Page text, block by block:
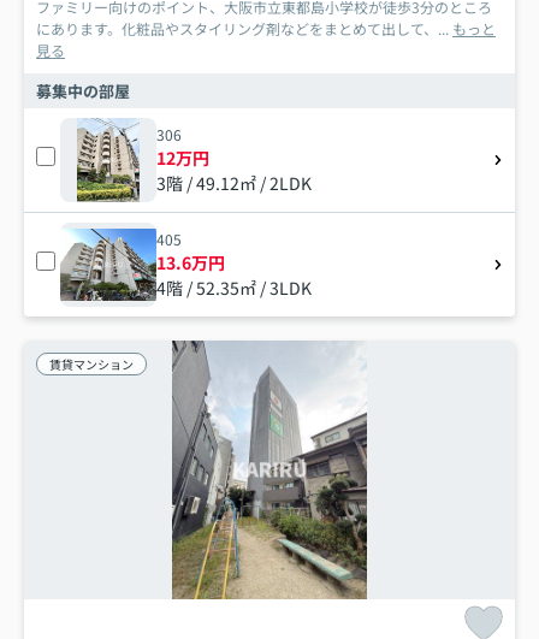
ファミリー向けのポイント、大阪市立東都島小学校が徒歩3分のところ
にあります。化粧品やスタイリング剤などをまとめて出して、... もっと
見る
募集中の部屋
306
12万円
3階 / 49.12㎡ / 2LDK
405
13.6万円
4階 / 52.35㎡ / 3LDK
賃貸マンション